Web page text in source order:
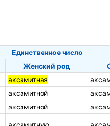
Единственное число
Женский род
аксамитная
аксамитной
аксамитной